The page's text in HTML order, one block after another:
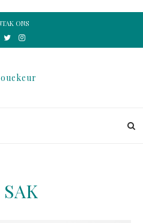
ONS
SAK